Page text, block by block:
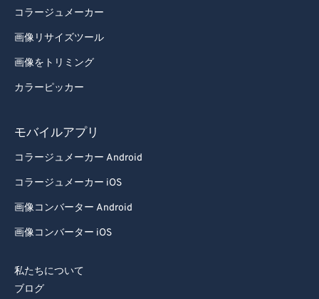
コラージュメーカー
画像リサイズツール
画像をトリミング
カラーピッカー
モバイルアプリ
コラージュメーカー Android
コラージュメーカー iOS
画像コンバーター Android
画像コンバーター iOS
私たちについて
ブログ